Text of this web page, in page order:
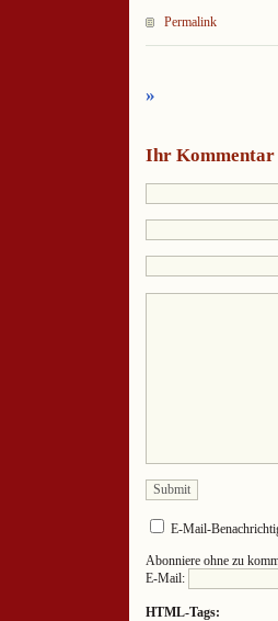
Permalink
»
Ihr Kommentar
E-Mail-
Abonniere ohne zu
E-Mail:
HTML-Tags: